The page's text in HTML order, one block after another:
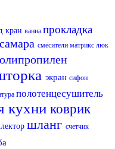
кран ванна прокладка
смесители матрикс люк
экран сифон
полотенцесушитель
кухни коврик
шланг счетчик